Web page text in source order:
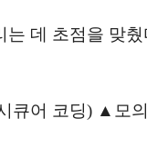
데 초점을 맞췄
큐어 코딩) ▲모